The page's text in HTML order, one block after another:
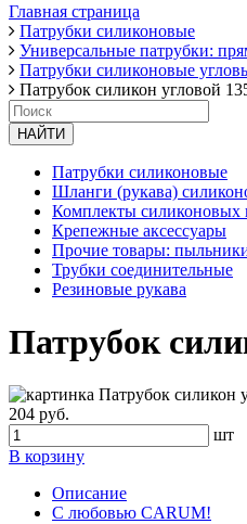
Главная страница
Патрубки силиконовые
Универсальные патрубки:
Патрубки силиконовые
Патрубок силикон угловой
НАЙТИ
Патрубки силиконовые
Шланги (рукава)
Комплекты силиконовых
Крепежные аксессуары
Прочие товары:
Трубки соединительные
Резиновые рукава
Патрубок
204 руб.
шт
В корзину
Описание
С любовью CARUM!